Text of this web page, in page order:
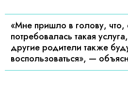
«Мне пришло в голову, что,
потребовалась такая
другие родители также
воспользоваться», —